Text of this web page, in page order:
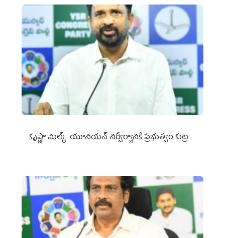
కృష్ణా మిల్క్‌ యూనియన్‌ నిర్వీర్యానికి ప్రభుత్వం కుట్ర